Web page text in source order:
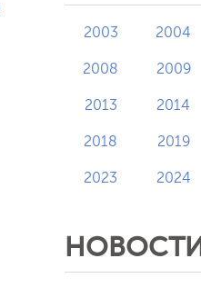
2003 2004
2008 2009
2013 2014
2018 2019
2023 2024
НОВОСТИ